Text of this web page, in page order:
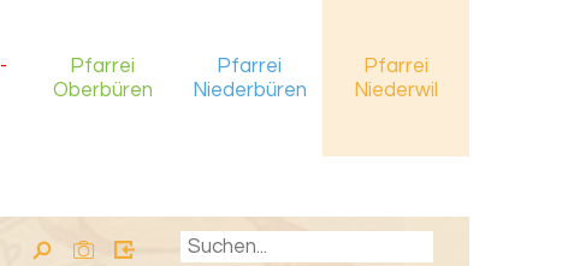
-
Pfarrei
Oberbüren
Pfarrei
Niederbüren
Pfarrei
Niederwil